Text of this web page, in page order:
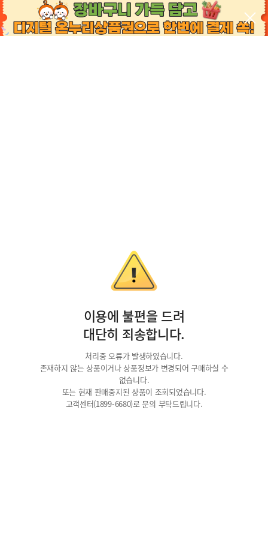
이용에 불편을 드려
대단히 죄송합니다.
처리중 오류가 발생하였습니다.
존재하지 않는 상품이거나 상품정보가 변경되어 구매하실 수
없습니다.
또는 현재 판매중지된 상품이 조회되었습니다.
고객센터(1899-6680)로 문의 부탁드립니다.